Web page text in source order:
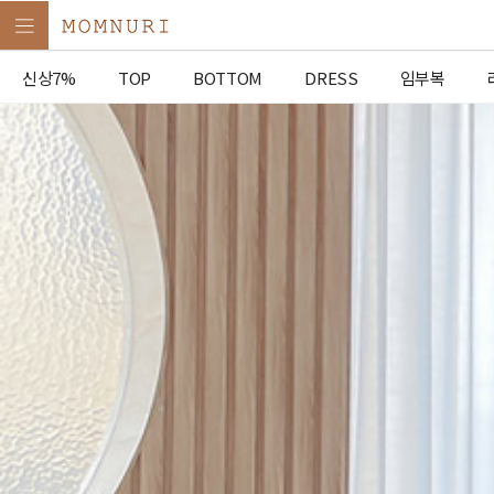
신상7% TOP BOTTOM DRESS 임부복